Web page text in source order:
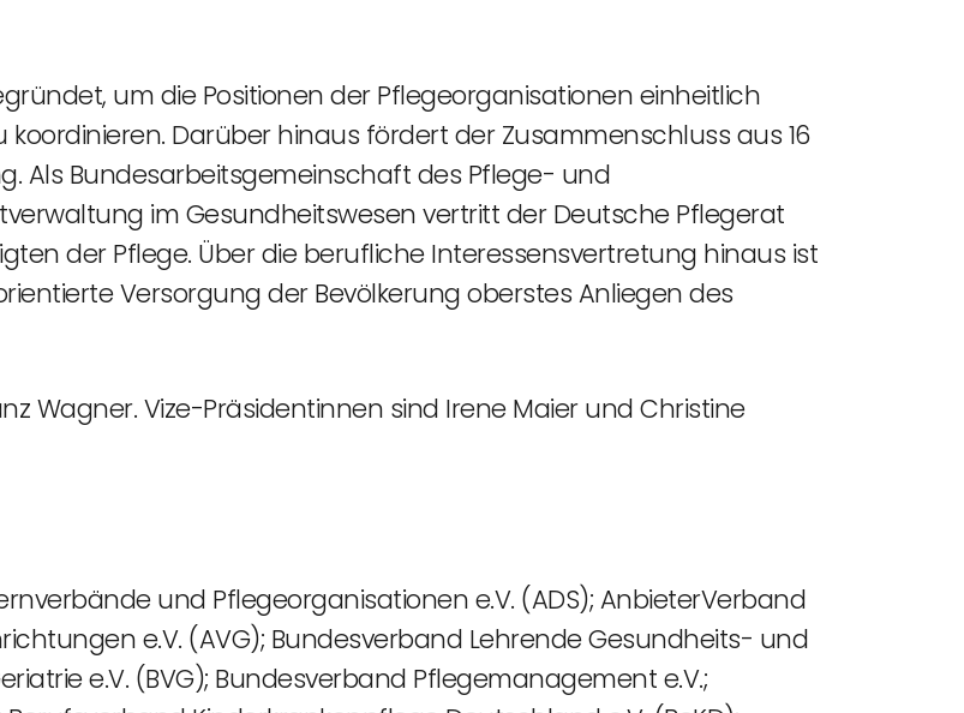
um die Positionen der Pflegeorganisationen einheitlich
Darüber hinaus fördert der Zusammenschluss aus 16
Als Bundesarbeitsgemeinschaft des Pflege- und
im Gesundheitswesen vertritt der Deutsche Pflegerat
der Pflege. Über die berufliche Interessensvertretung hinaus ist
Versorgung der Bevölkerung oberstes Anliegen des
Wagner. Vize-Präsidentinnen sind Irene Maier und Christine
und Pflegeorganisationen e.V. (ADS); AnbieterVerband
e.V. (AVG); Bundesverband Lehrende Gesundheits- und
e.V. (BVG); Bundesverband Pflegemanagement e.V.;